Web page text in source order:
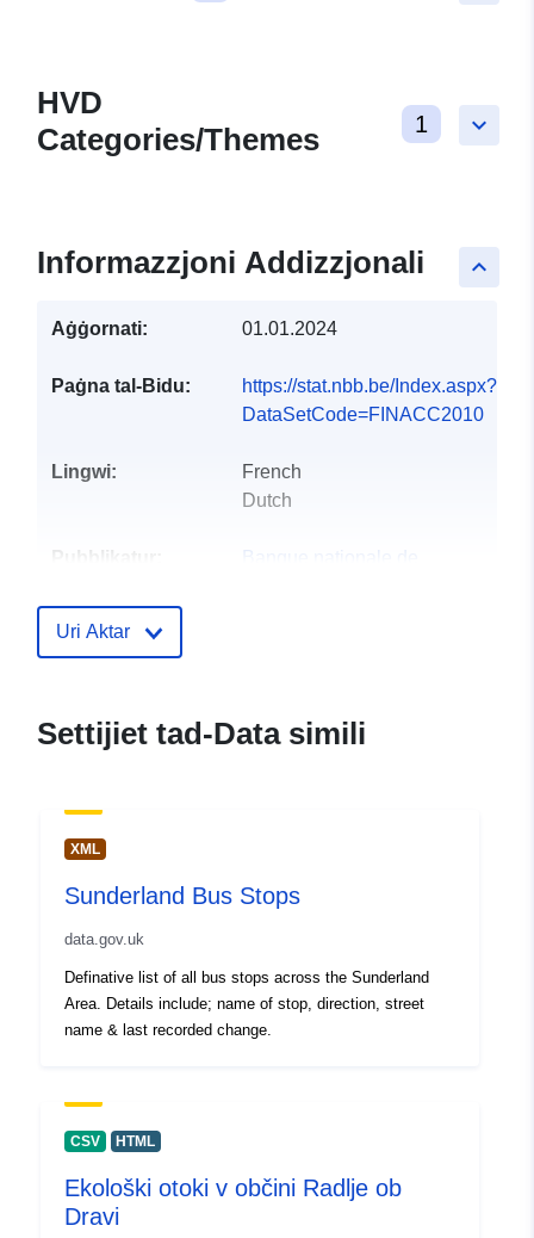
keyboard_arrow_down
HVD
Categories/Themes
1
keyboard_arrow_up
Informazzjoni Addizzjonali
Aġġornati: 01.01.2024
Paġna tal-Bidu:
https://stat.nbb.be/Index.aspx?
DataSetCode=FINACC2010
Lingwi:
French
Dutch
Pubblikatur:
Banque nationale de
Indirizz Elettroniku:
Reġistru tal-
Katalgu:
Aġġornat fuq data.europa.eu:
Identifikaturi: nbb-finacc2010
http://data.europa.eu/88u/dataset/
Drittijiet ta'
Aċċess:
Perjodiċità tad-
Uri Aktar
Settijiet tad-Data simili
XML
Sunderland Bus Stops
data.gov.uk
Definative list of all bus stops across the Sunderland
Area. Details include; name of stop, direction, street
name & last recorded change.
CSV HTML
Ekološki otoki v občini Radlje ob
Dravi